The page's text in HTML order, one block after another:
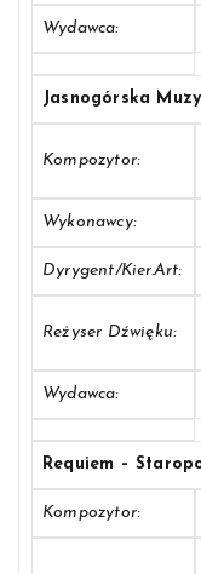
Wydawca:
Jasnogórska
Kompozytor:
Wykonawcy:
Dyrygent/Kier.art:
Reżyser Dźwięku:
Wydawca:
Requiem –
Kompozytor: